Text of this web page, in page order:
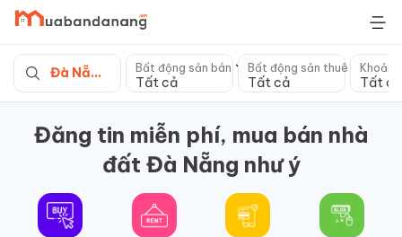
Skip
content
Đà Nẵng Bất động sản bán
Tất cả
Bất động sản thuê
Tất cả Tất cả
Đăng tin miễn phí, mua bán nhà
đất Đà Nẵng như ý